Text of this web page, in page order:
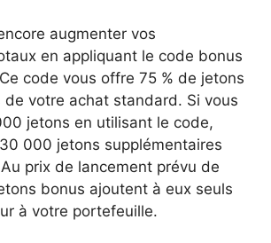
augmenter vos
en appliquant le code bonus
code vous offre 75 % de jetons
de votre achat standard. Si vous
jetons en utilisant le code,
000 jetons supplémentaires
prix de lancement prévu de
bonus ajoutent à eux seuls
à votre portefeuille.